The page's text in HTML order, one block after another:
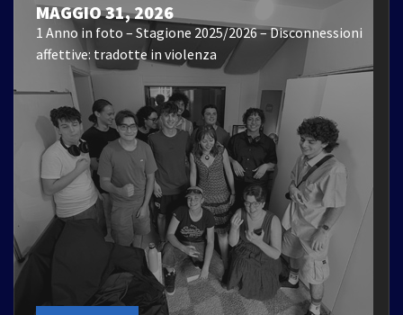
MAGGIO 31, 2026
1 Anno in foto – Stagione 2025/2026 – Disconnessioni
affettive: tradotte in violenza